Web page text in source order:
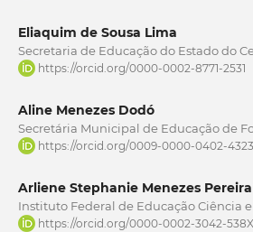
Eliaquim de Sousa Lima
Secretaria de Educação do Estado do
https://orcid.org/0000-0002-8771-2531
Aline Menezes Dodó
Secretária Municipal de Educação de
https://orcid.org/0009-0000-0402-4323
Arliene Stephanie Menezes Pereira
Instituto Federal de Educação Ciência
https://orcid.org/0000-0002-3042-538X